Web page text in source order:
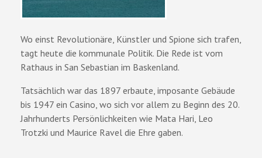
Wo einst Revolutionäre, Künstler und Spione sich trafen,
tagt heute die kommunale Politik. Die Rede ist vom
Rathaus in San Sebastian im Baskenland.
Tatsächlich war das 1897 erbaute, imposante Gebäude
bis 1947 ein Casino, wo sich vor allem zu Beginn des 20.
Jahrhunderts Persönlichkeiten wie Mata Hari, Leo
Trotzki und Maurice Ravel die Ehre gaben.